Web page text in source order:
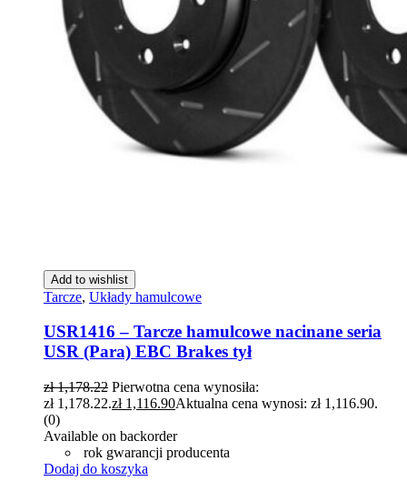
Add to wishlist
Tarcze, Układy hamulcowe
USR1416 – Tarcze hamulcowe nacinane seria
USR (Para) EBC Brakes tył
zł1,178.22 Pierwotna cena wynosiła:
zł 1,178.22.zł1,116.90Aktualna cena wynosi: zł 1,116.90.
(0)
Available on backorder
rok gwarancji producenta
Dodaj do koszyka